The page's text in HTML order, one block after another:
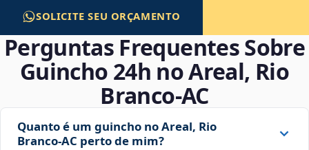
SOLICITE SEU ORÇAMENTO
Perguntas Frequentes Sobre
Guincho 24h no Areal, Rio
Branco‑AC
Quanto é um guincho no Areal, Rio
Branco‑AC perto de mim?